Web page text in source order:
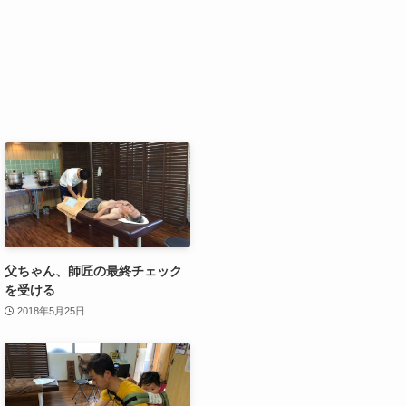
父ちゃん、師匠の最終チェック
を受ける
2018年5月25日